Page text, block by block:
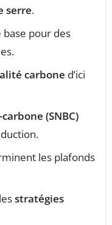
serre.
base pour des
carbone d’ici
(SNBC)
les plafonds
stratégies